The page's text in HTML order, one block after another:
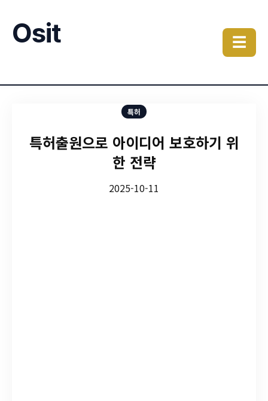
Osit ☰
특허
특허출원으로 아이디어 보호하기 위
한 전략
2025-10-11